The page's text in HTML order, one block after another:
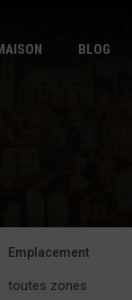
BLOG
Emplacement
toutes zones